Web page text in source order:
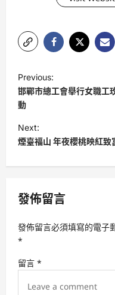
o
s
t
n
a
i
a
t
i
Previous:
邯鄲市總工會舉行女職工
動
Next:
煙臺福山 年夜櫻桃映紅
發佈留言
發佈留言必須填寫的電子
*
留言 *